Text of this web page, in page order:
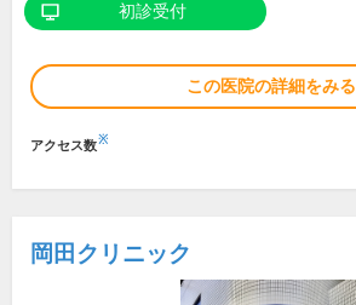
初診受付
この医院の詳細をみる
アクセス数※
岡田クリニック